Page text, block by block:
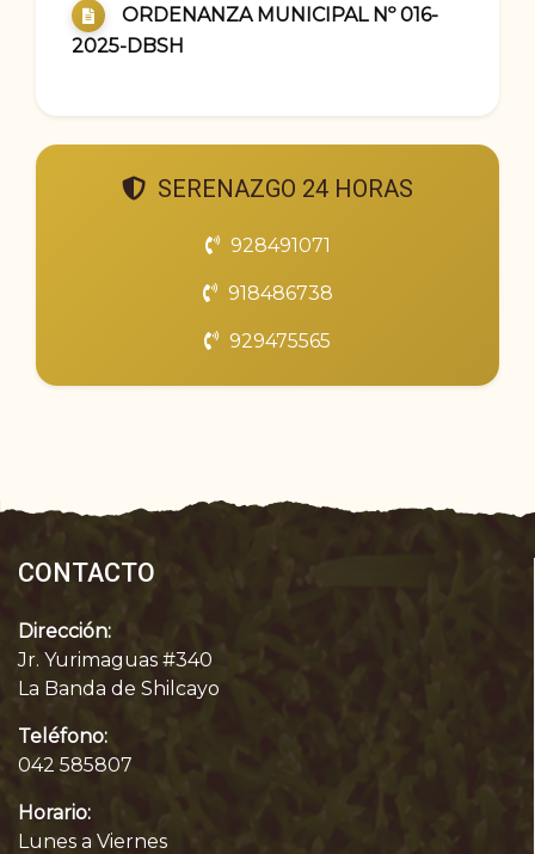
ORDENANZA MUNICIPAL Nº 016-
2025-DBSH
SERENAZGO 24 HORAS
928491071
918486738
929475565
CONTACTO
Dirección:
Jr. Yurimaguas #340
La Banda de Shilcayo
Teléfono:
042 585807
Horario:
Lunes a Viernes